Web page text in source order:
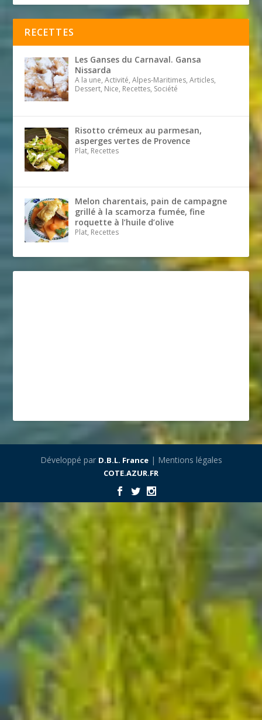
RECETTES
Les Ganses du Carnaval. Gansa
Nissarda
A la une, Activité, Alpes-Maritimes, Articles,
Dessert, Nice, Recettes, Société
Risotto crémeux au parmesan,
asperges vertes de Provence
Plat, Recettes
Melon charentais, pain de campagne
grillé à la scamorza fumée, fine
roquette à l’huile d’olive
Plat, Recettes
Développé par D.B.L. France| Mentions légales
COTE.AZUR.FR